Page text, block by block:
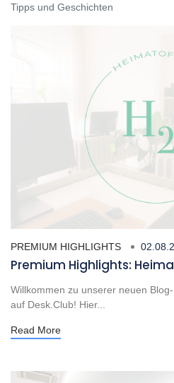
Tipps und Geschichten
PREMIUM HIGHLIGHTS
Premium Highlights:
Willkommen zu unserer neuen
auf Desk.Club! Hier...
Read More